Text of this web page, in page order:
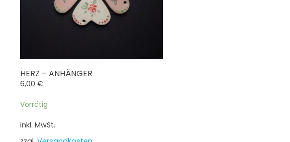
HERZ – ANHÄNGER
6,00 €
Vorrätig
inkl. MwSt.